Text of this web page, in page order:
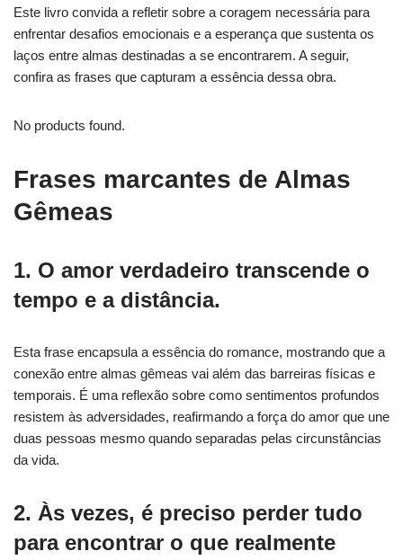
Este livro convida a refletir sobre a coragem necessária para
enfrentar desafios emocionais e a esperança que sustenta os
laços entre almas destinadas a se encontrarem. A seguir,
confira as frases que capturam a essência dessa obra.
No products found.
Frases marcantes de Almas
Gêmeas
1. O amor verdadeiro transcende o
tempo e a distância.
Esta frase encapsula a essência do romance, mostrando que a
conexão entre almas gêmeas vai além das barreiras físicas e
temporais. É uma reflexão sobre como sentimentos profundos
resistem às adversidades, reafirmando a força do amor que une
duas pessoas mesmo quando separadas pelas circunstâncias
da vida.
2. Às vezes, é preciso perder tudo
para encontrar o que realmente